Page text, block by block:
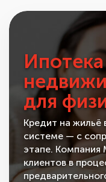
для
Кредит на жильё
системе — с
этапе. Компания
клиентов в